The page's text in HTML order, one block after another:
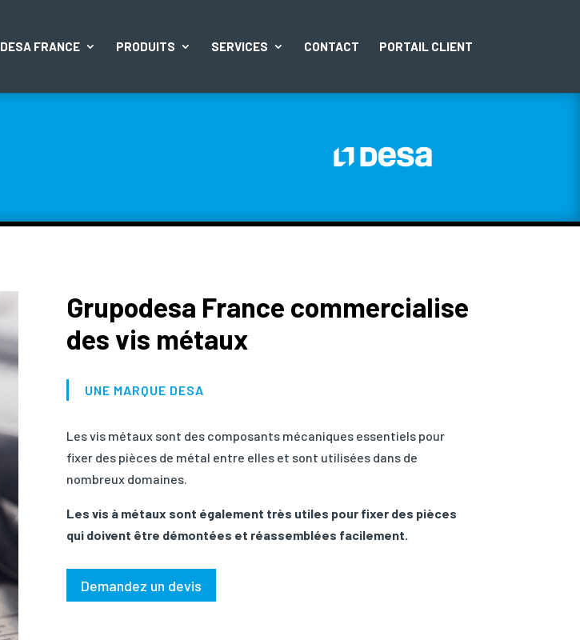
DESA FRANCE PRODUITS SERVICES CONTACT PORTAIL CLIENT
Grupodesa France commercialise
des vis métaux
UNE MARQUE DESA
Les vis métaux sont des composants mécaniques essentiels pour
fixer des pièces de métal entre elles et sont utilisées dans de
nombreux domaines.
Les vis à métaux sont également très utiles pour fixer des pièces
qui doivent être démontées et réassemblées facilement.
Demandez un devis